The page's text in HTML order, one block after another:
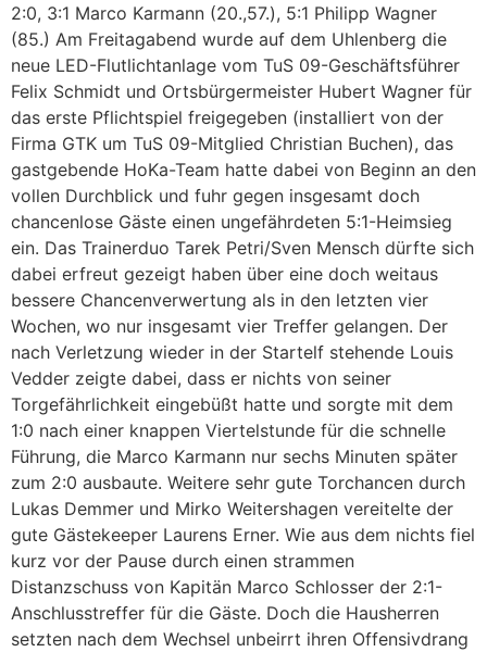
2:0, 3:1 Marco Karmann (20.,57.), 5:1 Philipp Wagner
(85.) Am Freitagabend wurde auf dem Uhlenberg die
neue LED-Flutlichtanlage vom TuS 09-Geschäftsführer
Felix Schmidt und Ortsbürgermeister Hubert Wagner für
das erste Pflichtspiel freigegeben (installiert von der
Firma GTK um TuS 09-Mitglied Christian Buchen), das
gastgebende HoKa-Team hatte dabei von Beginn an den
vollen Durchblick und fuhr gegen insgesamt doch
chancenlose Gäste einen ungefährdeten 5:1-Heimsieg
ein. Das Trainerduo Tarek Petri/Sven Mensch dürfte sich
dabei erfreut gezeigt haben über eine doch weitaus
bessere Chancenverwertung als in den letzten vier
Wochen, wo nur insgesamt vier Treffer gelangen. Der
nach Verletzung wieder in der Startelf stehende Louis
Vedder zeigte dabei, dass er nichts von seiner
Torgefährlichkeit eingebüßt hatte und sorgte mit dem
1:0 nach einer knappen Viertelstunde für die schnelle
Führung, die Marco Karmann nur sechs Minuten später
zum 2:0 ausbaute. Weitere sehr gute Torchancen durch
Lukas Demmer und Mirko Weitershagen vereitelte der
gute Gästekeeper Laurens Erner. Wie aus dem nichts fiel
kurz vor der Pause durch einen strammen
Distanzschuss von Kapitän Marco Schlosser der 2:1-
Anschlusstreffer für die Gäste. Doch die Hausherren
setzten nach dem Wechsel unbeirrt ihren Offensivdrang